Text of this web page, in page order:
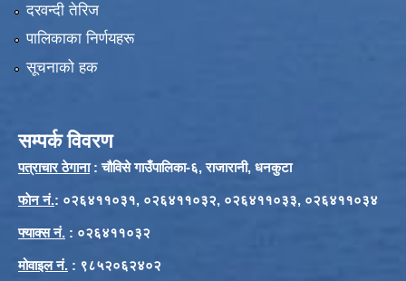
दरवन्दी तेरिज
पालिकाका निर्णयहरू
सूचनाको हक
सम्पर्क विवरण
पत्राचार ठेगाना: चौविसे गाउँपालिका-६, राजारानी, धनकुटा
फाेन नं.: ०२६४११०३१, ०२६४११०३२, ०२६४११०३३, ०२६४११०३४
फ्याक्स नं. : ०२६४११०३२
मोवाइल नं. : ९८५२०६२४०२